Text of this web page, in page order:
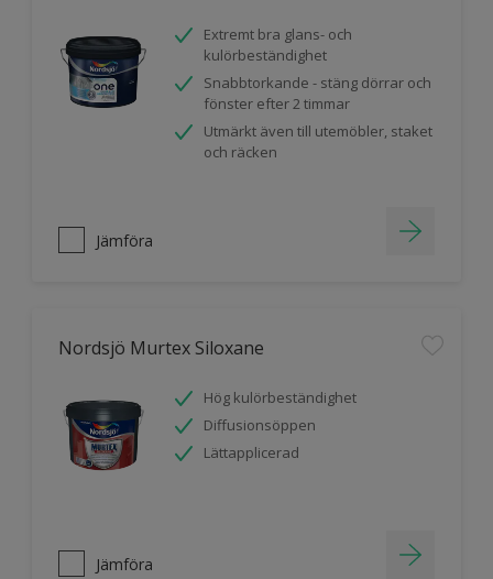
Extremt bra glans- och
kulörbeständighet
Snabbtorkande - stäng dörrar och
fönster efter 2 timmar
Utmärkt även till utemöbler, staket
och räcken
Jämföra
Nordsjö Murtex Siloxane
Hög kulörbeständighet
Diffusionsöppen
Lättapplicerad
Jämföra